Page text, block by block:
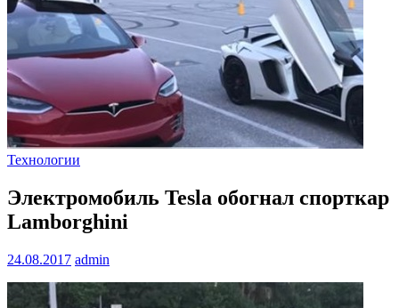
Технологии
Электромобиль Tesla обогнал спорткар
Lamborghini
24.08.2017 admin